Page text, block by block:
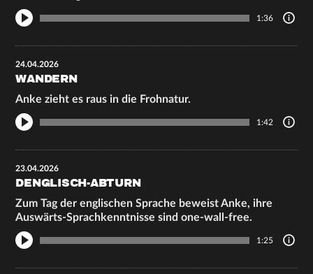
1:36
24.04.2026
WANDERN
Anke zieht es raus in die Frohnatur.
1:42
23.04.2026
DENGLISCH-ABTURN
Zum Tag der englischen Sprache beweist Anke, ihre
Auswärts-Sprachkenntnisse sind one-wall-free.
1:25